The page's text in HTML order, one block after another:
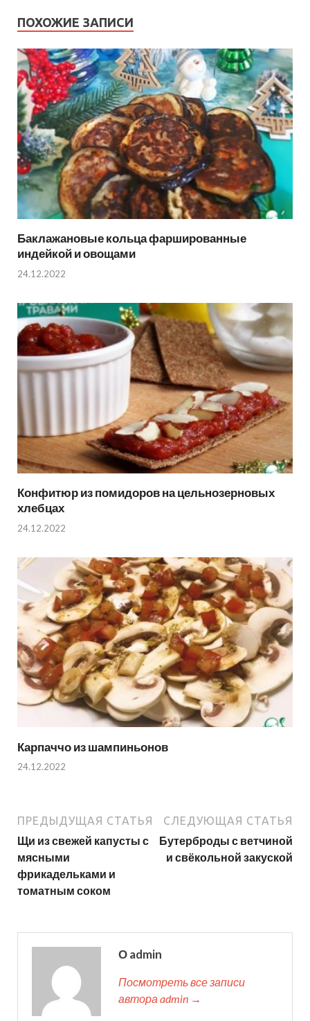
ПОХОЖИЕ ЗАПИСИ
Баклажановые кольца фаршированные
индейкой и овощами
24.12.2022
Конфитюр из помидоров на цельнозерновых
хлебцах
24.12.2022
Карпаччо из шампиньонов
24.12.2022
ПРЕДЫДУЩАЯ СТАТЬЯ
Щи из свежей капусты с
мясными
фрикадельками и
томатным соком
СЛЕДУЮЩАЯ СТАТЬЯ
Бутерброды с ветчиной
и свёкольной закуской
О admin
Посмотреть все записи
автора admin →